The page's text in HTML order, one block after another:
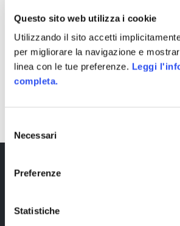
Questo sito web utilizza i cookie
Utilizzando il sito accetti
per migliorare la navigazione e
linea con le tue preferenze. Leggi
completa.
delNecessari
Preferenze
Statistiche